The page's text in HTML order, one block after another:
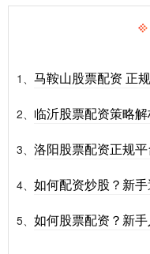
1、 马鞍山股票配资 正
2、 临沂股票配资策略
3、 洛阳股票配资正规
4、 如何配资炒股？新
5、 如何股票配资？新